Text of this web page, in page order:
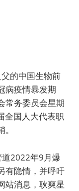
的中国生物前
病疫情暴发期
常务委员会星期
全国人大代表职
道2022年9月爆
有隐情，并呼吁
站消息，耿爽星